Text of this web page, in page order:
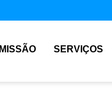
MISSÃO SERVIÇOS